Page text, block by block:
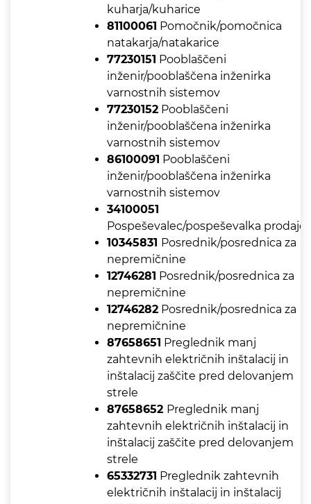
kuharja/kuharice
81100061 Pomočnik/pomočnica
natakarja/natakarice
77230151 Pooblaščeni
inženir/pooblaščena inženirka
varnostnih sistemov
77230152 Pooblaščeni
inženir/pooblaščena inženirka
varnostnih sistemov
86100091 Pooblaščeni
inženir/pooblaščena inženirka
varnostnih sistemov
34100051
Pospeševalec/pospeševalka prodaje
10345831 Posrednik/posrednica za
nepremičnine
12746281 Posrednik/posrednica za
nepremičnine
12746282 Posrednik/posrednica za
nepremičnine
87658651 Preglednik manj
zahtevnih električnih inštalacij in
inštalacij zaščite pred delovanjem
strele
87658652 Preglednik manj
zahtevnih električnih inštalacij in
inštalacij zaščite pred delovanjem
strele
65332731 Preglednik zahtevnih
električnih inštalacij in inštalacij